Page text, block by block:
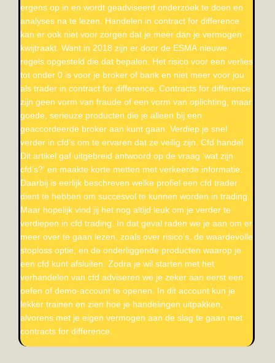
ergens op in en wordt geadviseerd onderzoek te doen en
analyses na te lezen. Handelen in contract for difference
kan er ook niet voor zorgen dat je meer dan je vermogen
kwijtraakt. Want in 2018 zijn er door de ESMA nieuwe
regels opgesteld die dat bepalen. Het risico voor een verlies
tot onder 0 is voor je broker of bank en niet meer voor jou
als trader in contract for difference. Contracts for difference
zijn geen vorm van fraude of een vorm van oplichting, maar
goede, serieuze producten die je alleen bij een
geaccordeerde broker aan kunt gaan. Verdiep je snel
verder in cfd’s om te ervaren dat ze veilig zijn. Cfd handel
Dit artikel gaf uitgebreid antwoord op de vraag ‘wat zijn
cfd’s?’ en maakte korte metten met verkeerde informatie.
Daarbij is eerlijk beschreven welke profiel een cfd trader
dient te hebben om succesvol te kunnen worden in trading.
Maar hopelijk vind jij het nog altijd leuk om je verder te
verdiepen in cfd trading. In dat geval raden we je aan om er
meer over te gaan lezen, zoals over risico’s, de waardevolle
stoploss optie, en de onderliggende producten waarop je
een cfd kunt afsluiten. Zodra je wil starten met het
verhandelen van cfd adviseren we je zeker aan eerst een
oefen of demo-account te openen. In dit account kun je
lekker trainen en zien hoe je handelingen uitpakken,
alvorens met je eigen vermogen aan de slag te gaan met
contracts for difference.